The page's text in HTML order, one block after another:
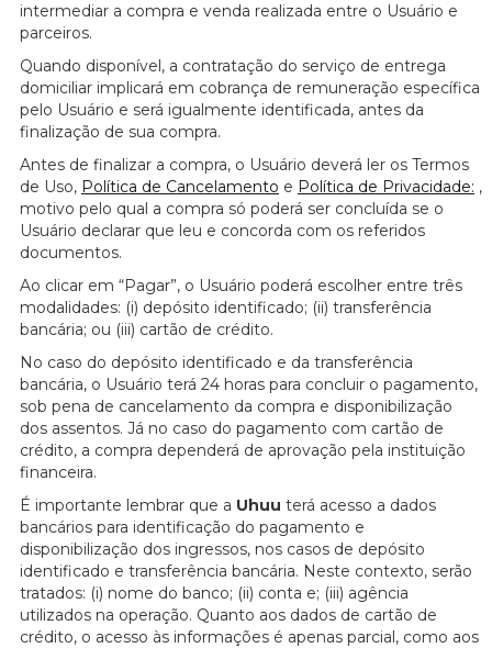
intermediar a compra e venda realizada entre o Usuário e
parceiros.
Quando disponível, a contratação do serviço de entrega
domiciliar implicará em cobrança de remuneração específica
pelo Usuário e será igualmente identificada, antes da
finalização de sua compra.
Antes de finalizar a compra, o Usuário deverá ler os Termos
de Uso, Política de Cancelamento e Política de Privacidade: ,
motivo pelo qual a compra só poderá ser concluída se o
Usuário declarar que leu e concorda com os referidos
documentos.
Ao clicar em “Pagar”, o Usuário poderá escolher entre três
modalidades: (i) depósito identificado; (ii) transferência
bancária; ou (iii) cartão de crédito.
No caso do depósito identificado e da transferência
bancária, o Usuário terá 24 horas para concluir o pagamento,
sob pena de cancelamento da compra e disponibilização
dos assentos. Já no caso do pagamento com cartão de
crédito, a compra dependerá de aprovação pela instituição
financeira.
É importante lembrar que a Uhuu terá acesso a dados
bancários para identificação do pagamento e
disponibilização dos ingressos, nos casos de depósito
identificado e transferência bancária. Neste contexto, serão
tratados: (i) nome do banco; (ii) conta e; (iii) agência
utilizados na operação. Quanto aos dados de cartão de
crédito, o acesso às informações é apenas parcial, como aos